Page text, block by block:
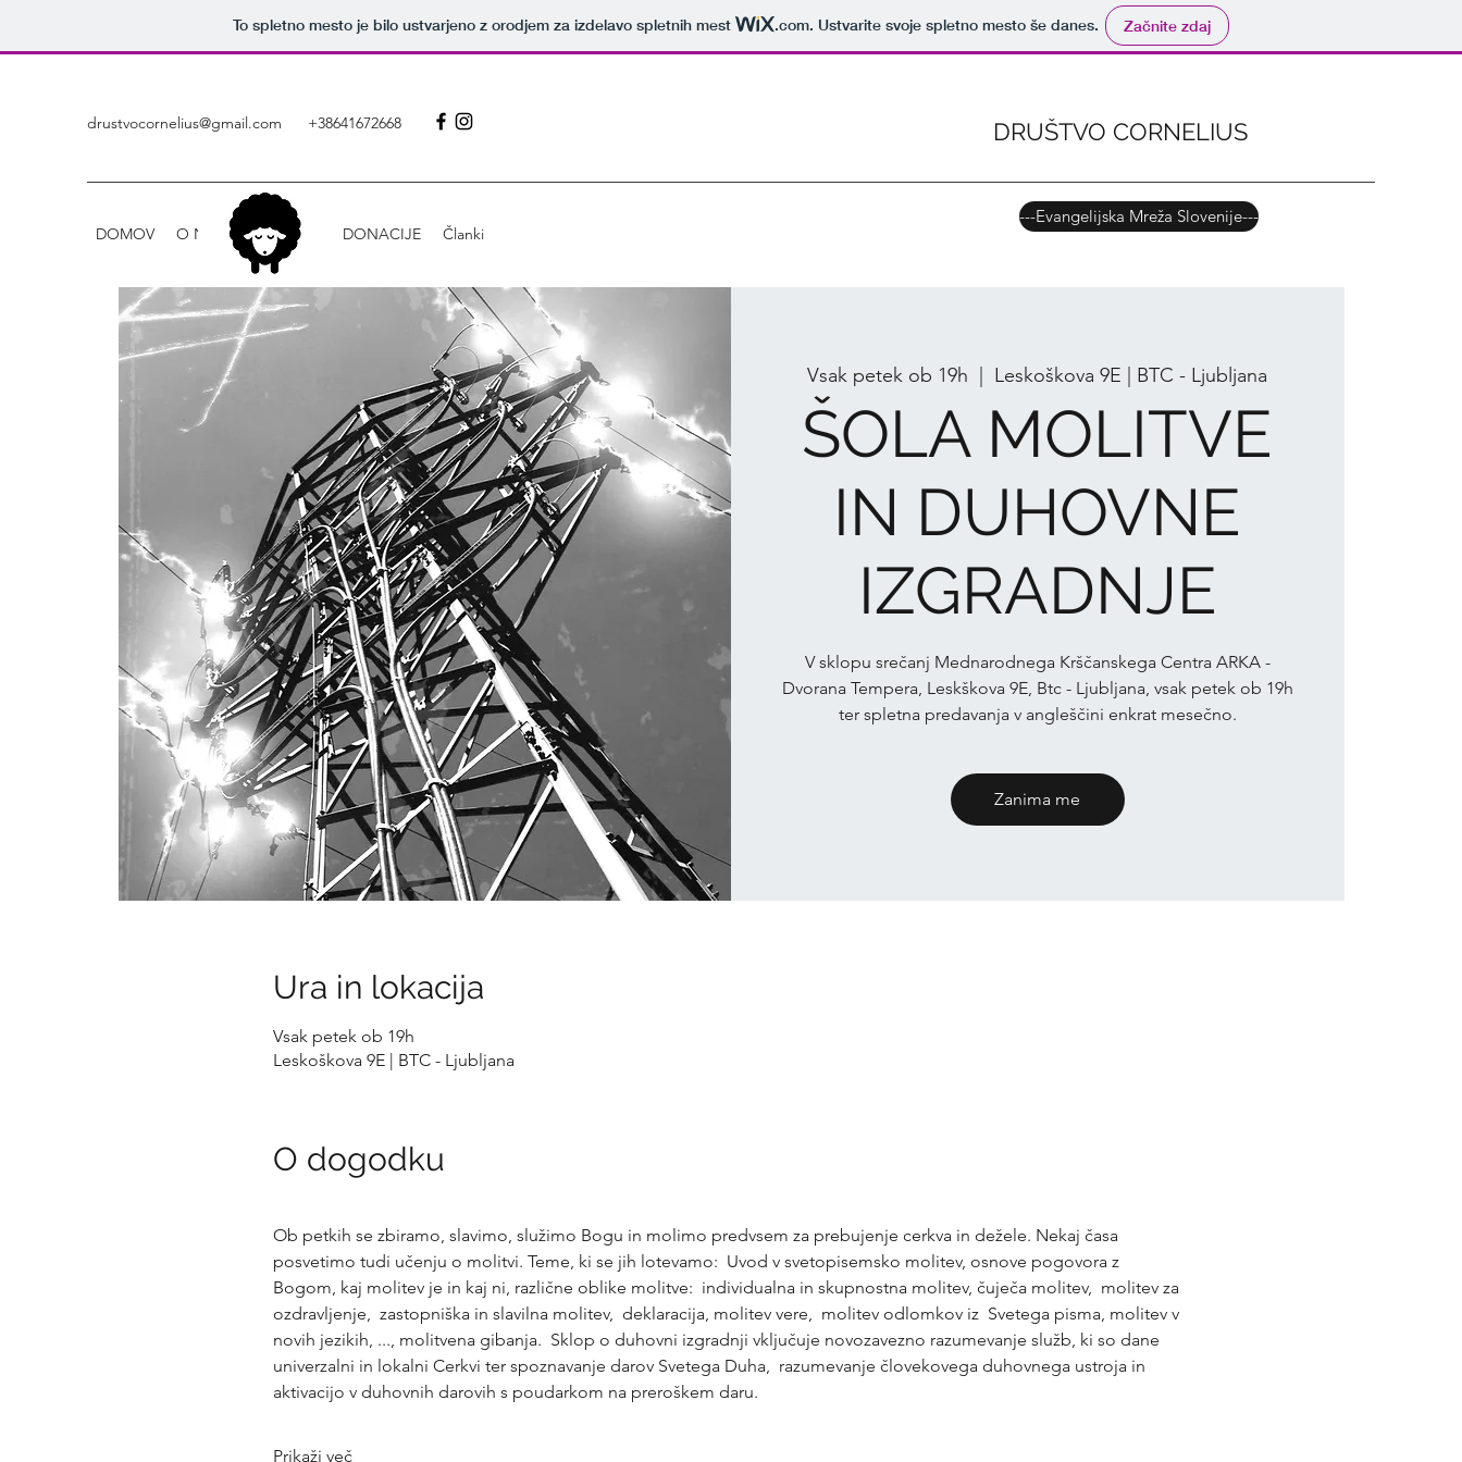
To spletno mesto je bilo ustvarjeno z orodjem za izdelavo spletnih mest .com. Ustvarite svoje spletno mesto še danes. Začnite zdaj
drustvocornelius@gmail.com +38641672668 DRUŠTVO CORNELIUS
DOMOV O NAS DOGODKI DONACIJE Članki
---Evangelijska Mreža Slovenije---
Vsak petek ob 19h Leskoškova 9E | BTC - Ljubljana
ŠOLA MOLITVE
IN DUHOVNE
IZGRADNJE
V sklopu srečanj Mednarodnega Krščanskega Centra ARKA -
Dvorana Tempera, Leskškova 9E, Btc - Ljubljana, vsak petek ob 19h
ter spletna predavanja v angleščini enkrat mesečno.
Zanima me
Ura in lokacija
Vsak petek ob 19h
Leskoškova 9E | BTC - Ljubljana
O dogodku
Ob petkih se zbiramo, slavimo, služimo Bogu in molimo predvsem za prebujenje cerkva in dežele. Nekaj časa
posvetimo tudi učenju o molitvi. Teme, ki se jih lotevamo:  Uvod v svetopisemsko molitev, osnove pogovora z
Bogom, kaj molitev je in kaj ni, različne oblike molitve:  individualna in skupnostna molitev, čuječa molitev,  molitev za
ozdravljenje,  zastopniška in slavilna molitev,  deklaracija, molitev vere,  molitev odlomkov iz  Svetega pisma, molitev v
novih jezikih, ..., molitvena gibanja.  Sklop o duhovni izgradnji vključuje novozavezno razumevanje služb, ki so dane
univerzalni in lokalni Cerkvi ter spoznavanje darov Svetega Duha,  razumevanje človekovega duhovnega ustroja in
aktivacijo v duhovnih darovih s poudarkom na preroškem daru.
Prikaži več